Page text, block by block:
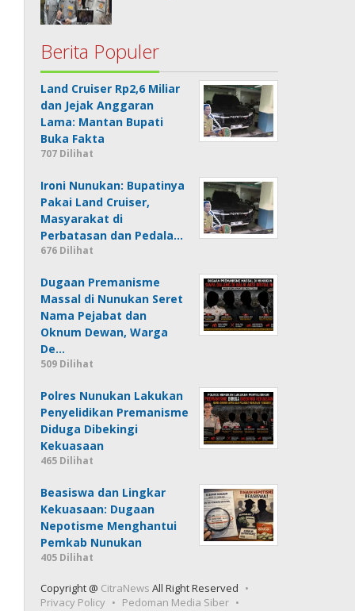
Berita Populer
Land Cruiser Rp2,6 Miliar
dan Jejak Anggaran
Lama: Mantan Bupati
Buka Fakta
707 Dilihat
Ironi Nunukan: Bupatinya
Pakai Land Cruiser,
Masyarakat di
Perbatasan dan Pedala…
676 Dilihat
Dugaan Premanisme
Massal di Nunukan Seret
Nama Pejabat dan
Oknum Dewan, Warga
De…
509 Dilihat
Polres Nunukan Lakukan
Penyelidikan Premanisme
Diduga Dibekingi
Kekuasaan
465 Dilihat
Beasiswa dan Lingkar
Kekuasaan: Dugaan
Nepotisme Menghantui
Pemkab Nunukan
405 Dilihat
Copyright @ CitraNews All Right Reserved
Privacy Policy
Pedoman Media Siber